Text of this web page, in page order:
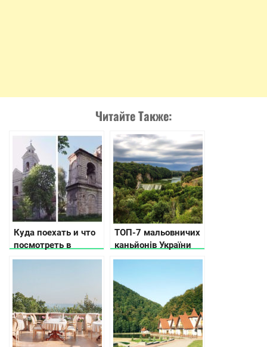
Читайте Также:
Куда поехать и что
посмотреть в
Волынской области
ТОП-7 мальовничих
каньйонів України